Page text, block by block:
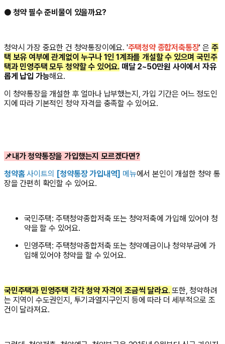
● 청약 필수 준비물이 있을까요?
청약시 가장 중요한 건 청약통장이에요. '주택청약 종합저축통장' 은 주
택 보유 여부에 관계없이 누구나 1인 1계좌를 개설할 수 있으며 국민주
택과 민영주택 모두 청약할 수 있어요. 매달 2~50만원 사이에서 자유
롭게 납입 가능해요.
이 청약통장을 개설한 후 얼마나 납부했는지, 가입 기간은 어느 정도인
지에 따라 기본적인 청약 자격을 충족할 수 있어요.
📌내가 청약통장을 가입했는지 모르겠다면?
청약홈사이트의 [청약통장 가입내역] 메뉴에서 본인이 개설한 청약 통
장을 간편히 확인할 수 있어요.
국민주택: 주택청약종합저축 또는 청약저축에 가입해 있어야 청
약을 할 수 있어요.
민영주택: 주택청약종합저축 또는 청약예금이나 청약부금에 가
입해 있어야 청약을 할 수 있어요.
국민주택과 민영주택 각각 청약 자격이 조금씩 달라요.또한, 청약하려
는 지역이 수도권인지, 투기과열지구인지 등에 따라 더 세부적으로 조
건이 달라져요.